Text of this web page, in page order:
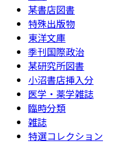
某書店図書
特殊出版物
東洋文庫
季刊国際政治
某研究所図書
小沼書店挿入分
医学・薬学雑誌
臨時分類
雑誌
特選コレクション